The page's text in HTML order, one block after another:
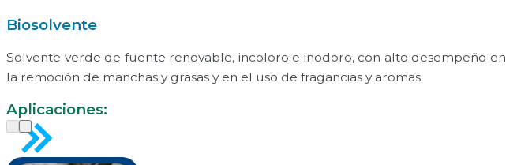
Biosolvente
Solvente verde de fuente renovable, incoloro e inodoro, con alto desempeño en
la remoción de manchas y grasas y en el uso de fragancias y aromas.
Aplicaciones: